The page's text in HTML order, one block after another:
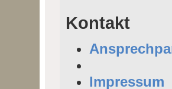
Kontakt
Impressum